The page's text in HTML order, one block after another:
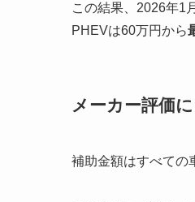
この結果、2026年1
PHEVは60万円から
メーカー評価
補助金額はすべての